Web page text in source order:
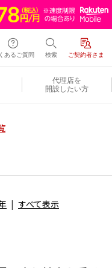
あるご質問 検索 ご契約者さま
代理店を
開設したい方
すべて表示